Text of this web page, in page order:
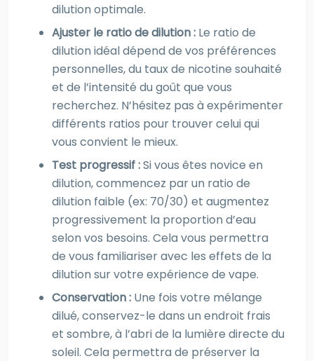
dilution optimale.
Ajuster le ratio de dilution : Le ratio de
dilution idéal dépend de vos préférences
personnelles, du taux de nicotine souhaité
et de l’intensité du goût que vous
recherchez. N’hésitez pas à expérimenter
différents ratios pour trouver celui qui
vous convient le mieux.
Test progressif :Si vous êtes novice en
dilution, commencez par un ratio de
dilution faible (ex: 70/30) et augmentez
progressivement la proportion d’eau
selon vos besoins. Cela vous permettra
de vous familiariser avec les effets de la
dilution sur votre expérience de vape.
Conservation : Une fois votre mélange
dilué, conservez-le dans un endroit frais
et sombre, à l’abri de la lumière directe du
soleil. Cela permettra de préserver la